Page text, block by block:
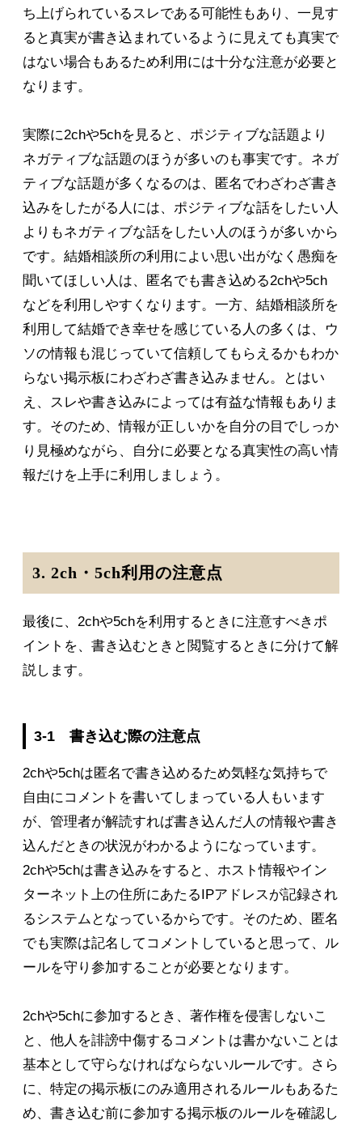
ち上げられているスレである可能性もあり、一見す
ると真実が書き込まれているように見えても真実で
はない場合もあるため利用には十分な注意が必要と
なります。
実際に2chや5chを見ると、ポジティブな話題より
ネガティブな話題のほうが多いのも事実です。ネガ
ティブな話題が多くなるのは、匿名でわざわざ書き
込みをしたがる人には、ポジティブな話をしたい人
よりもネガティブな話をしたい人のほうが多いから
です。結婚相談所の利用によい思い出がなく愚痴を
聞いてほしい人は、匿名でも書き込める2chや5ch
などを利用しやすくなります。一方、結婚相談所を
利用して結婚でき幸せを感じている人の多くは、ウ
ソの情報も混じっていて信頼してもらえるかもわか
らない掲示板にわざわざ書き込みません。とはい
え、スレや書き込みによっては有益な情報もありま
す。そのため、情報が正しいかを自分の目でしっか
り見極めながら、自分に必要となる真実性の高い情
報だけを上手に利用しましょう。
3. 2ch・5ch利用の注意点
最後に、2chや5chを利用するときに注意すべきポ
イントを、書き込むときと閲覧するときに分けて解
説します。
3-1 書き込む際の注意点
2chや5chは匿名で書き込めるため気軽な気持ちで
自由にコメントを書いてしまっている人もいます
が、管理者が解読すれば書き込んだ人の情報や書き
込んだときの状況がわかるようになっています。
2chや5chは書き込みをすると、ホスト情報やイン
ターネット上の住所にあたるIPアドレスが記録され
るシステムとなっているからです。そのため、匿名
でも実際は記名してコメントしていると思って、ル
ールを守り参加することが必要となります。
2chや5chに参加するとき、著作権を侵害しないこ
と、他人を誹謗中傷するコメントは書かないことは
基本として守らなければならないルールです。さら
に、特定の掲示板にのみ適用されるルールもあるた
め、書き込む前に参加する掲示板のルールを確認し